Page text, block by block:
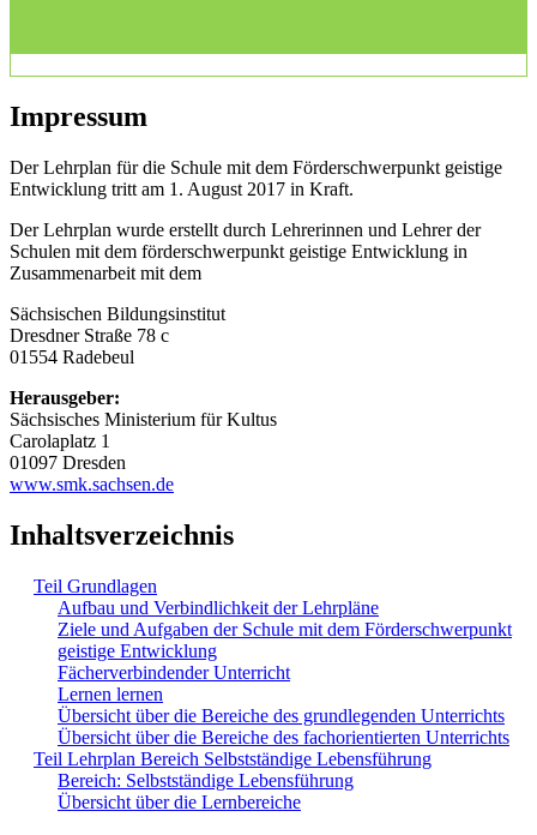
Impressum
Der Lehrplan für die Schule mit dem Förderschwerpunkt geistige
Entwicklung tritt am 1. August 2017 in Kraft.
Der Lehrplan wurde erstellt durch Lehrerinnen und Lehrer der
Schulen mit dem förderschwerpunkt geistige Entwicklung in
Zusammenarbeit mit dem
Sächsischen Bildungsinstitut
Dresdner Straße 78 c
01554 Radebeul
Herausgeber:
Sächsisches Ministerium für Kultus
Carolaplatz 1
01097 Dresden
www.smk.sachsen.de
Inhaltsverzeichnis
Teil Grundlagen
Aufbau und Verbindlichkeit der Lehrpläne
Ziele und Aufgaben der Schule mit dem Förderschwerpunkt
geistige Entwicklung
Fächerverbindender Unterricht
Lernen lernen
Übersicht über die Bereiche des grundlegenden Unterrichts
Übersicht über die Bereiche des fachorientierten Unterrichts
Teil Lehrplan Bereich Selbstständige Lebensführung
Bereich: Selbstständige Lebensführung
Übersicht über die Lernbereiche